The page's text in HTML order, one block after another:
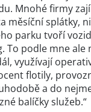
Mnohé firmy
měsíční splátky,
parku tvoří
To podle mne ale
využívají
flotily,
a do
balíčky služeb.“